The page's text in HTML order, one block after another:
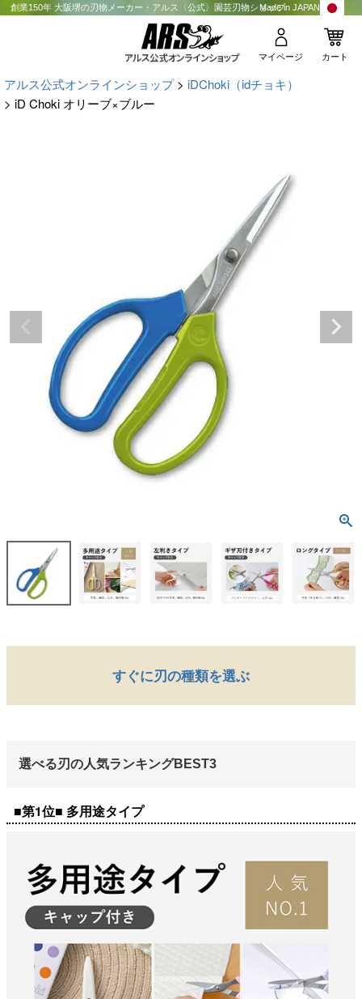
創業150年 大阪堺の刃物メーカー・アルス〈公式〉園芸刃物ショップMade in JAPAN
マイページ カート
アルス公式オンラインショップ
iDChoki（idチョキ）
iD Choki オリーブ×ブルー
すぐに刃の種類を選ぶ
選べる刃の人気ランキングBEST3
■第1位■ 多用途タイプ